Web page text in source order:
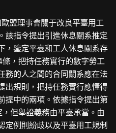
盟理事會關于改良平臺用工
該指令提出引進休息關系推定
，鑒定平臺和工人休息關系存
，把持任務實行的數字勞工
務的人之間的合同關系應在法
出規則，把持任務實行應懂得
提中的兩項。依據指令提出第
但舉證義務由平臺承當。由
定例則紛歧以及平臺用工規制